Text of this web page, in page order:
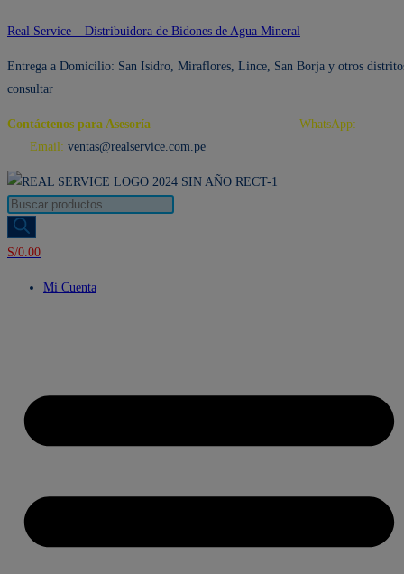
Ir
contenido
Real Service – Distribuidora de Bidones de Agua Mineral
Entrega a Domicilio: San Isidro, Miraflores, Lince, San Borja y otros
consultar
Contáctenos para Asesoría WhatsApp:
Email: ventas@realservice.com.pe
Búsqueda
de
productos
S/0.00
Mi Cuenta